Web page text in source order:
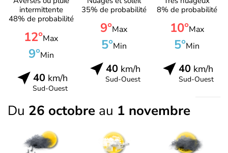
intermittente
48% de probabilité
12°Max
9°Min
40km/h
Sud-Ouest
35% de probabilité
9°Max
5°Min
40km/h
Sud-Ouest
8% de probabilité
10°Max
5°Min
40 km/h
Sud-Ouest
Du 26 octobre au 1 novembre